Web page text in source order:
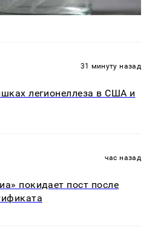
31 минуту назад
легионеллеза в США и
час назад
покидает пост после